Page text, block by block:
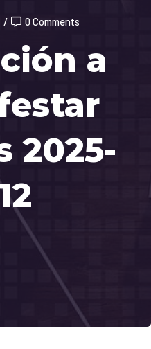
/ 0 Comments
a
2025-